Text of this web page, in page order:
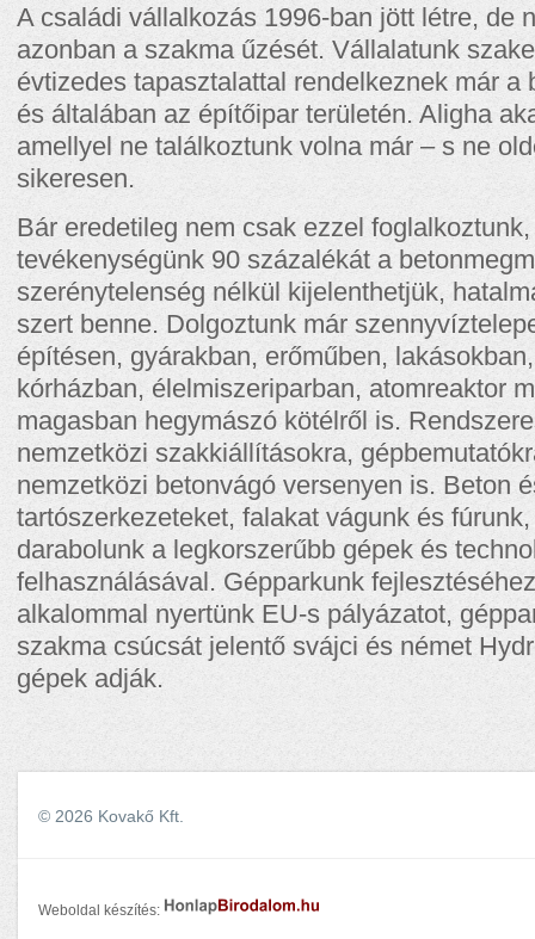
A családi vállalkozás 1996-ban jött létre, de
azonban a szakma űzését. Vállalatunk
évtizedes tapasztalattal rendelkeznek már a
és általában az építőipar területén. Aligha
amellyel ne találkoztunk volna már – s ne
sikeresen.
Bár eredetileg nem csak ezzel
tevékenységünk 90 százalékát a
szerénytelenség nélkül kijelenthetjük,
szert benne. Dolgoztunk már
építésen, gyárakban, erőműben,
kórházban, élelmiszeriparban, atomreaktor
magasban hegymászó kötélről is.
nemzetközi szakkiállításokra,
nemzetközi betonvágó versenyen is. Beton
tartószerkezeteket, falakat vágunk és
darabolunk a legkorszerűbb gépek és
felhasználásával. Gépparkunk
alkalommal nyertünk EU-s pályázatot,
szakma csúcsát jelentő svájci és német
gépek adják.
© 2026 Kovakő Kft.
Weboldal készítés: